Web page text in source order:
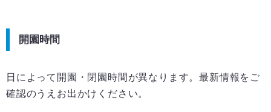
開園時間
日によって開園・閉園時間が異なります。最新情報をご
確認のうえお出かけください。